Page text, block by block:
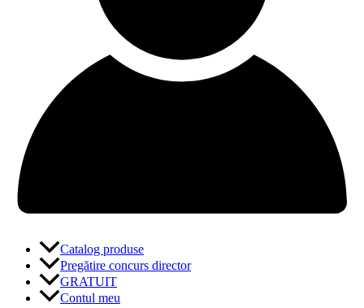
Catalog produse
Pregătire concurs director
GRATUIT
Contul meu